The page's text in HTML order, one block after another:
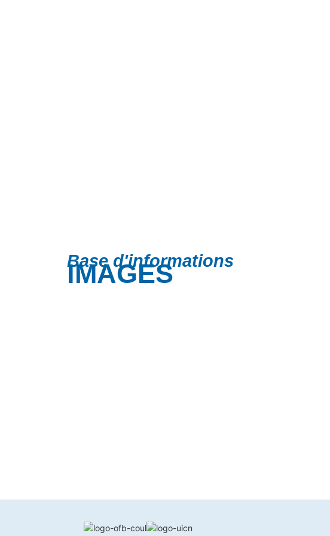
Base d'informations
IMAGES